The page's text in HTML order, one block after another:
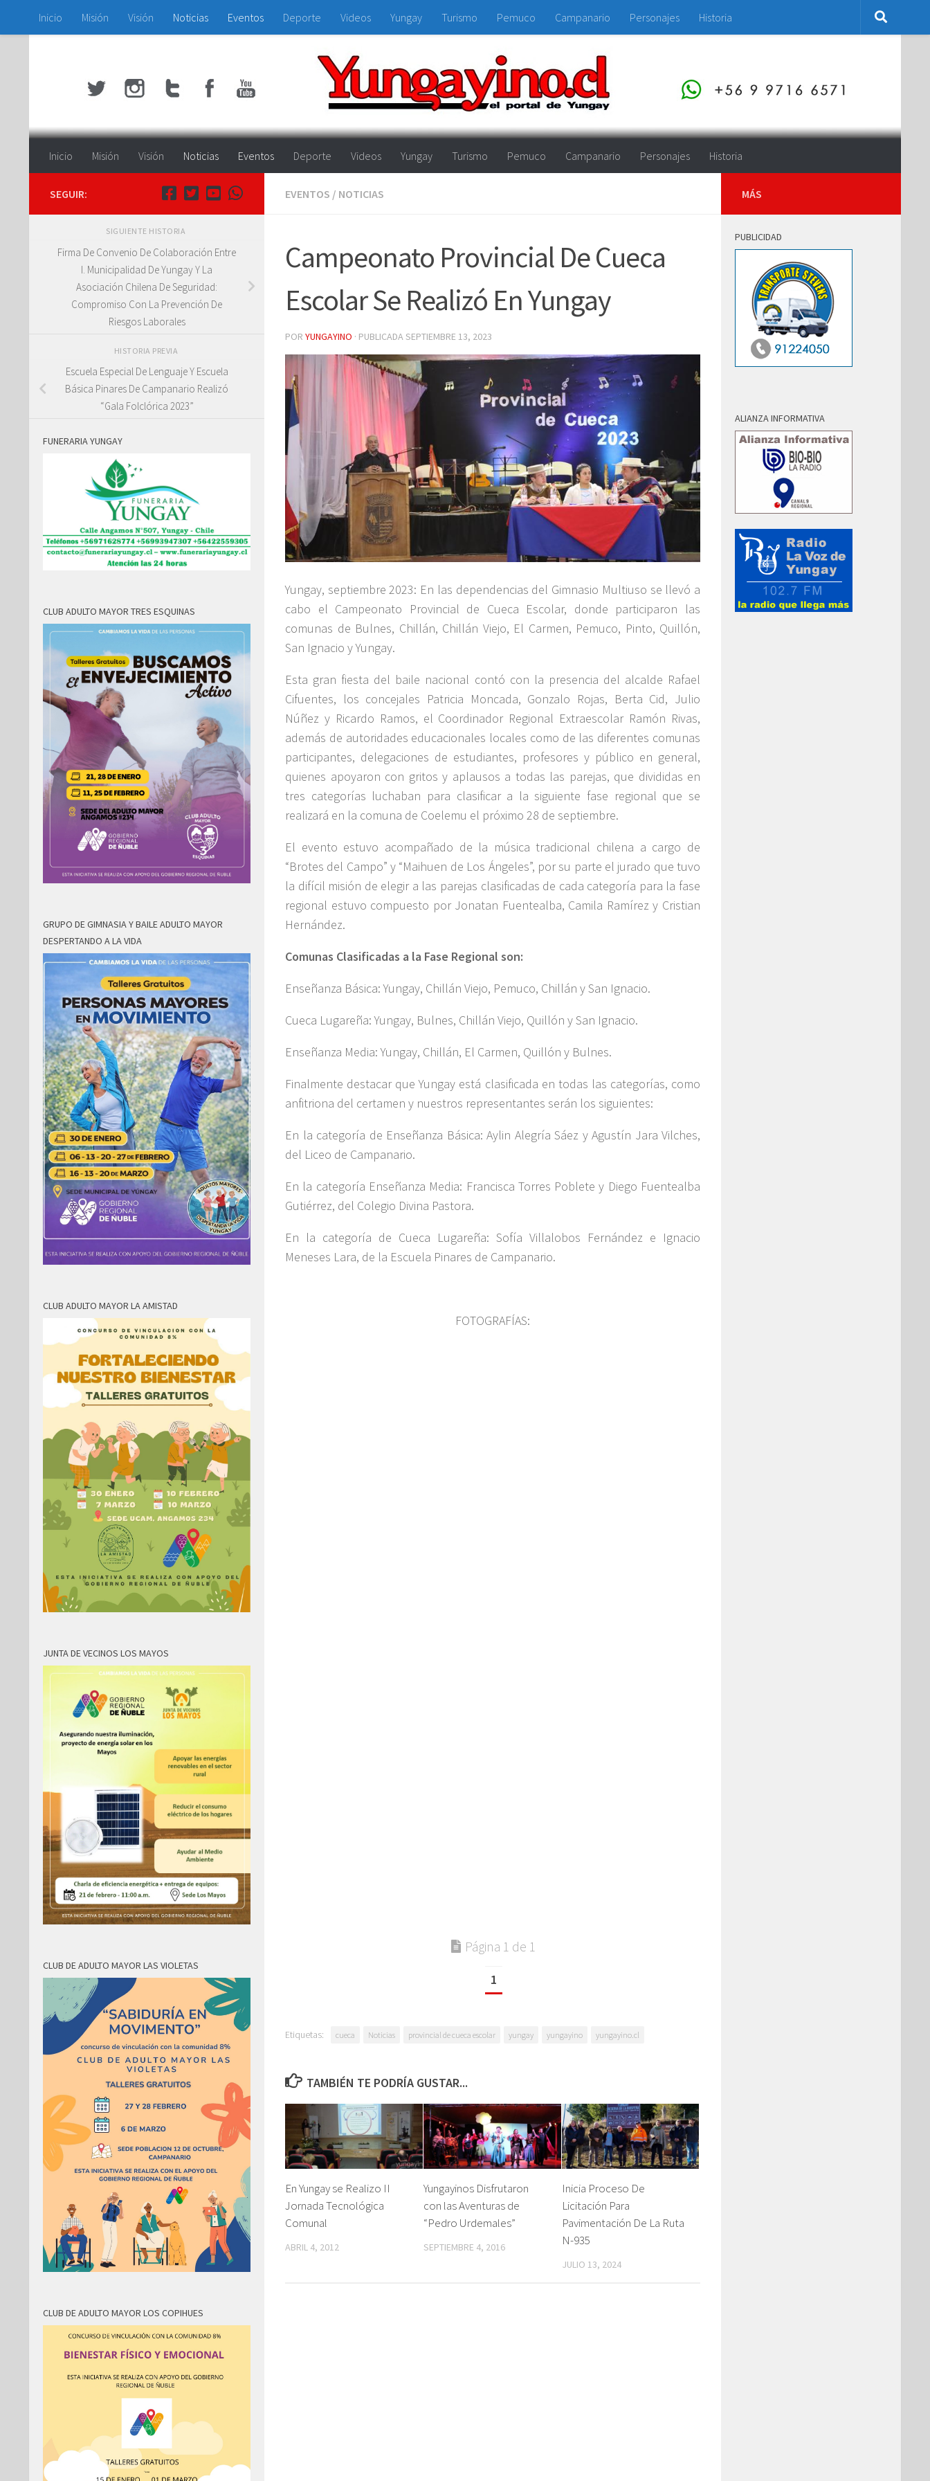
Saltar al contenido
Inicio Misión Visión Noticias Eventos Deporte Videos Yungay Turismo Pemuco Campanario Personajes Historia
Inicio Misión Visión Noticias Eventos Deporte Videos Yungay Turismo Pemuco Campanario Personajes Historia
EVENTOS / NOTICIAS
Campeonato Provincial De Cueca
Escolar Se Realizó En Yungay
POR YUNGAYINO · PUBLICADASEPTIEMBRE 13, 2023
Yungay, septiembre 2023: En las dependencias del Gimnasio Multiuso se llevó a
cabo el Campeonato Provincial de Cueca Escolar, donde participaron las
comunas de Bulnes, Chillán, Chillán Viejo, El Carmen, Pemuco, Pinto, Quillón,
San Ignacio y Yungay.
Esta gran fiesta del baile nacional contó con la presencia del alcalde Rafael
Cifuentes, los concejales Patricia Moncada, Gonzalo Rojas, Berta Cid, Julio
Núñez y Ricardo Ramos, el Coordinador Regional Extraescolar Ramón Rivas,
además de autoridades educacionales locales como de las diferentes comunas
participantes, delegaciones de estudiantes, profesores y público en general,
quienes apoyaron con gritos y aplausos a todas las parejas, que divididas en
tres categorías luchaban para clasificar a la siguiente fase regional que se
realizará en la comuna de Coelemu el próximo 28 de septiembre.
El evento estuvo acompañado de la música tradicional chilena a cargo de
“Brotes del Campo” y “Maihuen de Los Ángeles”, por su parte el jurado que tuvo
la difícil misión de elegir a las parejas clasificadas de cada categoría para la fase
regional estuvo compuesto por Jonatan Fuentealba, Camila Ramírez y Cristian
Hernández.
Comunas Clasificadas a la Fase Regional son:
Enseñanza Básica: Yungay, Chillán Viejo, Pemuco, Chillán y San Ignacio.
Cueca Lugareña: Yungay, Bulnes, Chillán Viejo, Quillón y San Ignacio.
Enseñanza Media: Yungay, Chillán, El Carmen, Quillón y Bulnes.
Finalmente destacar que Yungay está clasificada en todas las categorías, como
anfitriona del certamen y nuestros representantes serán los siguientes:
En la categoría de Enseñanza Básica: Aylin Alegría Sáez y Agustín Jara Vilches,
del Liceo de Campanario.
En la categoría Enseñanza Media: Francisca Torres Poblete y Diego Fuentealba
Gutiérrez, del Colegio Divina Pastora.
En la categoría de Cueca Lugareña: Sofía Villalobos Fernández e Ignacio
Meneses Lara, de la Escuela Pinares de Campanario.
FOTOGRAFÍAS:
Página 1 de 1
1
Etiquetas: cueca Noticias provincial de cueca escolar yungay yungayino yungayino.cl
TAMBIÉN TE PODRÍA GUSTAR...
En Yungay se Realizo II
Jornada Tecnológica
Comunal
ABRIL 4, 2012
Yungayinos Disfrutaron
con las Aventuras de
“Pedro Urdemales”
SEPTIEMBRE 4, 2016
Inicia Proceso De
Licitación Para
Pavimentación De La Ruta
N-935
JULIO 13, 2024
SEGUIR:
SIGUIENTE HISTORIA
Firma De Convenio De Colaboración Entre
I. Municipalidad De Yungay Y La
Asociación Chilena De Seguridad:
Compromiso Con La Prevención De
Riesgos Laborales
HISTORIA PREVIA
Escuela Especial De Lenguaje Y Escuela
Básica Pinares De Campanario Realizó
“Gala Folclórica 2023”
FUNERARIA YUNGAY
CLUB ADULTO MAYOR TRES ESQUINAS
GRUPO DE GIMNASIA Y BAILE ADULTO MAYOR
DESPERTANDO A LA VIDA
CLUB ADULTO MAYOR LA AMISTAD
JUNTA DE VECINOS LOS MAYOS
CLUB DE ADULTO MAYOR LAS VIOLETAS
CLUB DE ADULTO MAYOR LOS COPIHUES
MÁS
PUBLICIDAD
ALIANZA INFORMATIVA